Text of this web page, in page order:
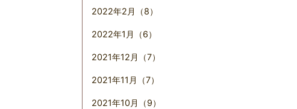
2022年2月（8）
2022年1月（6）
2021年12月（7）
2021年11月（7）
2021年10月（9）